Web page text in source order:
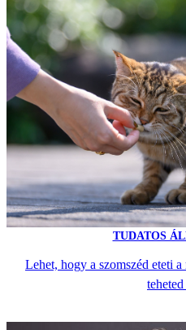
TUDATOS
Lehet, hogy a szomszéd eteti